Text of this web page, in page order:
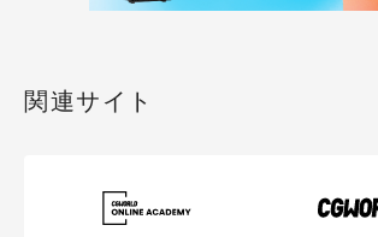
関連サイト